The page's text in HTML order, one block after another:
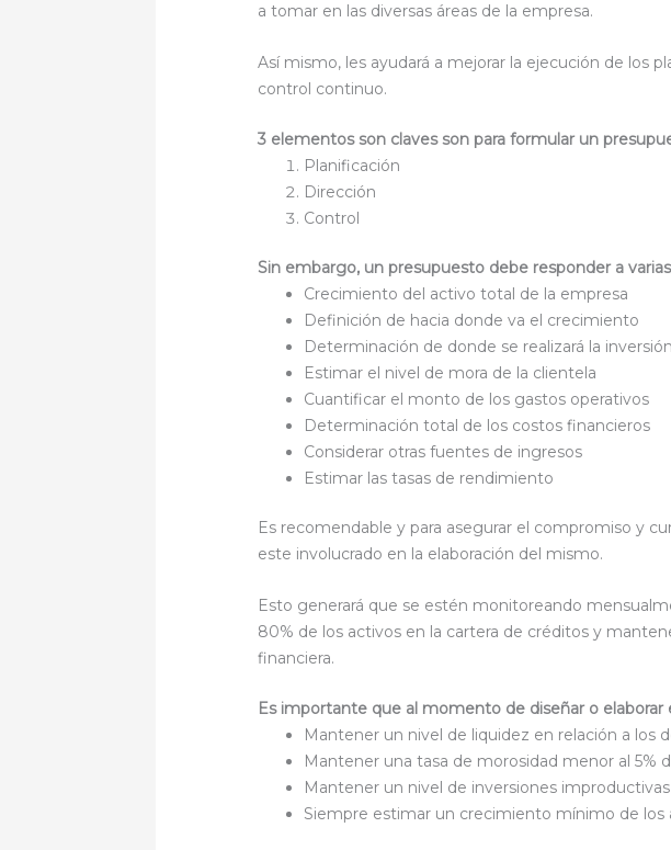
a tomar en las diversas áreas de la empresa.
Así mismo, les ayudará a mejorar la ejecución de los
control continuo.
3 elementos son claves son para formular un
Planificación
Dirección
Control
Sin embargo, un presupuesto debe responder a
Crecimiento del activo total de la empresa
Definición de hacia donde va el crecimiento
Determinación de donde se realizará la inversión
Estimar el nivel de mora de la clientela
Cuantificar el monto de los gastos operativos
Determinación total de los costos financieros
Considerar otras fuentes de ingresos
Estimar las tasas de rendimiento
Es recomendable y para asegurar el compromiso y
este involucrado en la elaboración del mismo.
Esto generará que se estén monitoreando
80% de los activos en la cartera de créditos y
financiera.
Es importante que al momento de diseñar o
Mantener un nivel de liquidez en relación a los
Mantener una tasa de morosidad menor al 5%
Mantener un nivel de inversiones
Siempre estimar un crecimiento mínimo de los